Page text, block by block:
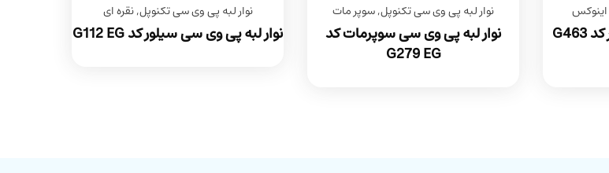
اینوکس
نوار لبه پی وی سی سیلور کد G463
نوار لبه پی وی سی تکنوپل,سوپر مات
نوار لبه پی وی سی سوپرمات کد
G279 EG
نوار لبه پی وی سی تکنوپل,نقره ای
نوار لبه پی وی سی سیلور کد G112 EG